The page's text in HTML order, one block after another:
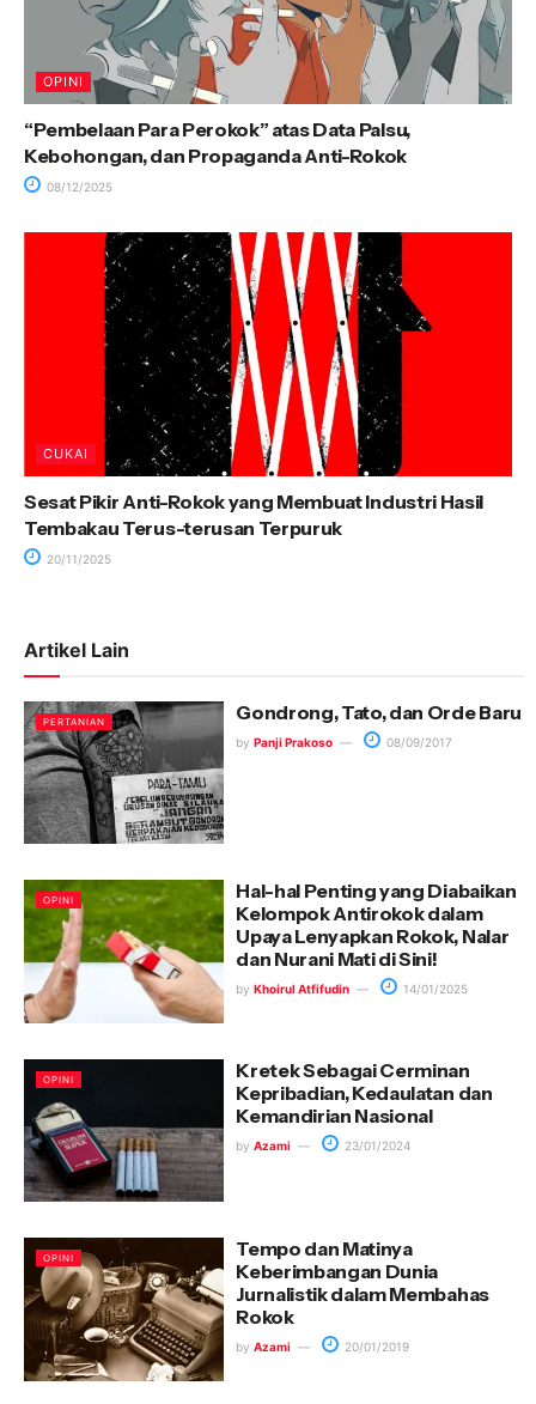
OPINI
“Pembelaan Para Perokok” atas Data Palsu,
Kebohongan, dan Propaganda Anti-Rokok
08/12/2025
CUKAI
Sesat Pikir Anti-Rokok yang Membuat Industri Hasil
Tembakau Terus-terusan Terpuruk
20/11/2025
Artikel Lain
PERTANIAN Gondrong, Tato, dan Orde Baru
by Panji Prakoso 08/09/2017
OPINI
Hal-hal Penting yang Diabaikan
Kelompok Antirokok dalam
Upaya Lenyapkan Rokok, Nalar
dan Nurani Mati di Sini!
by Khoirul Atfifudin 14/01/2025
OPINI
Kretek Sebagai Cerminan
Kepribadian, Kedaulatan dan
Kemandirian Nasional
by Azami 23/01/2024
OPINI
Tempo dan Matinya
Keberimbangan Dunia
Jurnalistik dalam Membahas
Rokok
by Azami 20/01/2019